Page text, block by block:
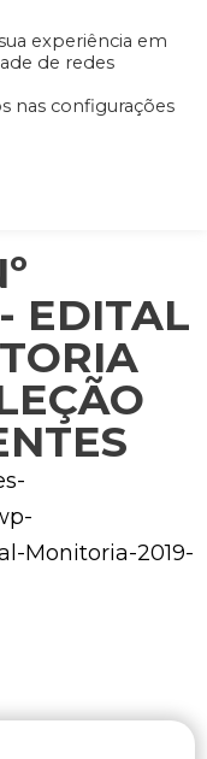
Portal do Coordenador
EDITAL
Monitoria-2019-
experiência em
de redes
nas configurações